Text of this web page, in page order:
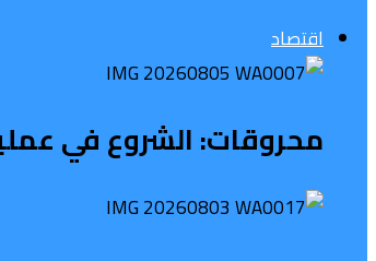
اقتصاد
محروقات: الشروع في